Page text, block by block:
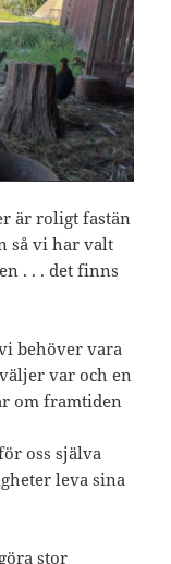
är roligt fastän
så vi har valt
. . . det finns
behöver vara
var och en
om framtiden
oss själva
leva sina
stor